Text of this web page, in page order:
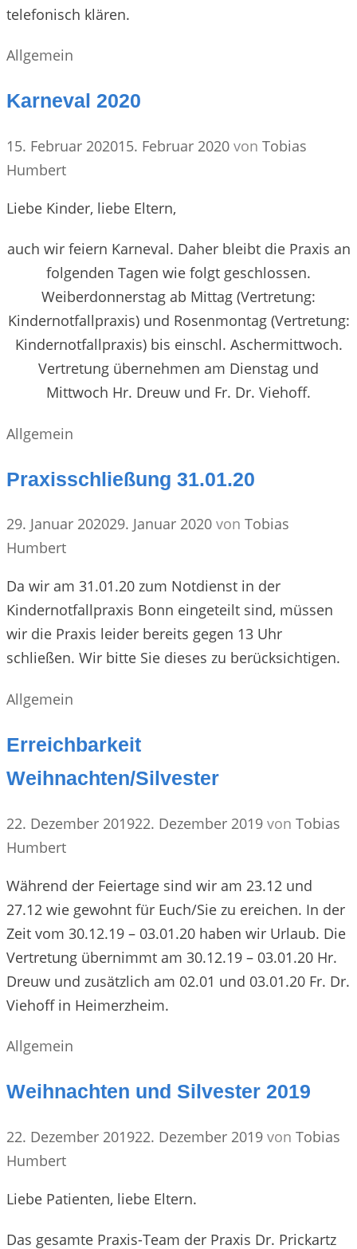
telefonisch klären.
Kategorien
Allgemein
Karneval 2020
15. Februar 202015. Februar 2020 von Tobias
Humbert
Liebe Kinder, liebe Eltern,
auch wir feiern Karneval. Daher bleibt die Praxis an
folgenden Tagen wie folgt geschlossen.
Weiberdonnerstag ab Mittag (Vertretung:
Kindernotfallpraxis) und Rosenmontag (Vertretung:
Kindernotfallpraxis) bis einschl. Aschermittwoch.
Vertretung übernehmen am Dienstag und
Mittwoch Hr. Dreuw und Fr. Dr. Viehoff.
Kategorien
Allgemein
Praxisschließung 31.01.20
29. Januar 202029. Januar 2020 von Tobias
Humbert
Da wir am 31.01.20 zum Notdienst in der
Kindernotfallpraxis Bonn eingeteilt sind, müssen
wir die Praxis leider bereits gegen 13 Uhr
schließen. Wir bitte Sie dieses zu berücksichtigen.
Kategorien
Allgemein
Erreichbarkeit
Weihnachten/Silvester
22. Dezember 201922. Dezember 2019 von Tobias
Humbert
Während der Feiertage sind wir am 23.12 und
27.12 wie gewohnt für Euch/Sie zu ereichen. In der
Zeit vom 30.12.19 – 03.01.20 haben wir Urlaub. Die
Vertretung übernimmt am 30.12.19 – 03.01.20 Hr.
Dreuw und zusätzlich am 02.01 und 03.01.20 Fr. Dr.
Viehoff in Heimerzheim.
Kategorien
Allgemein
Weihnachten und Silvester 2019
22. Dezember 201922. Dezember 2019 von Tobias
Humbert
Liebe Patienten, liebe Eltern.
Das gesamte Praxis-Team der Praxis Dr. Prickartz